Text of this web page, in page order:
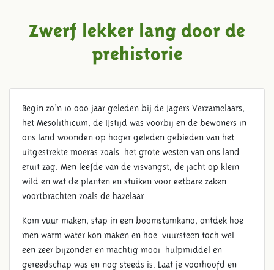
Zwerf lekker lang door de
prehistorie
Begin zo’n 10.000 jaar geleden bij de Jagers Verzamelaars,
het Mesolithicum, de IJstijd was voorbij en de bewoners in
ons land woonden op hoger geleden gebieden van het
uitgestrekte moeras zoals het grote westen van ons land
eruit zag. Men leefde van de visvangst, de jacht op klein
wild en wat de planten en stuiken voor eetbare zaken
voortbrachten zoals de hazelaar.
Kom vuur maken, stap in een boomstamkano, ontdek hoe
men warm water kon maken en hoe vuursteen toch wel
een zeer bijzonder en machtig mooi hulpmiddel en
gereedschap was en nog steeds is. Laat je voorhoofd en